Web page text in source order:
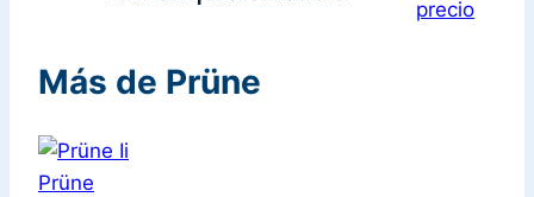
precio
Más de Prüne
Prüne